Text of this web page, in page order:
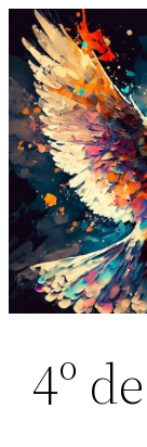
Skip
to
content
4º